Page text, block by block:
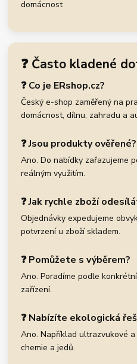
domácnost
❓ Často kladené
❓ Co je ERshop.cz?
Český e-shop zaměřený na
domácnost, dílnu, zahradu a
❓ Jsou produkty ověřené?
Ano. Do nabídky zařazujeme
reálným využitím.
❓ Jak rychle zboží
Objednávky expedujeme
potvrzení u zboží skladem.
❓ Pomůžete s výběrem?
Ano. Poradíme podle
zařízení.
❓ Nabízíte ekologická
Ano. Například ultrazvukové
chemie a jedů.